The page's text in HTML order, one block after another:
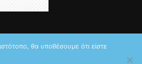
θα υποθέσουμε ότι είστε